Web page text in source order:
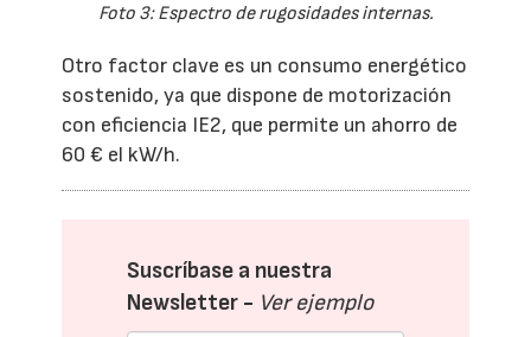
Foto 3: Espectro de rugosidades internas.
Otro factor clave es un consumo energético
sostenido, ya que dispone de motorización
con eficiencia IE2, que permite un ahorro de
60 € el kW/h.
Suscríbase a nuestra
Newsletter - Ver ejemplo